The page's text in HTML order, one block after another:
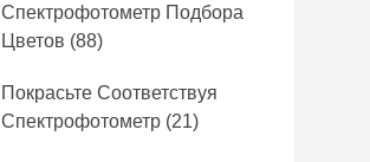
Спектрофотометр Подбора
Цветов (88)
Покрасьте Соответствуя
Спектрофотометр (21)